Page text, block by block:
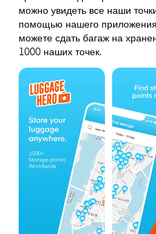
можно увидеть все наши
помощью нашего
можете сдать багаж на
1000 наших точек.